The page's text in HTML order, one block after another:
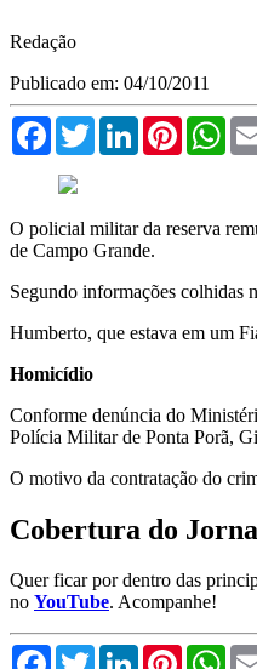
Redação
Publicado em: 04/10/2011
FacebookTwitterLinkedInPinterest
O policial militar da reserva
de Campo Grande.
Segundo informações colhidas
Humberto, que estava em um
Homicídio
Conforme denúncia do
Polícia Militar de Ponta Porã,
O motivo da contratação do
Cobertura do
Quer ficar por dentro das
no YouTube. Acompanhe!
FacebookTwitterLinkedInPinterest